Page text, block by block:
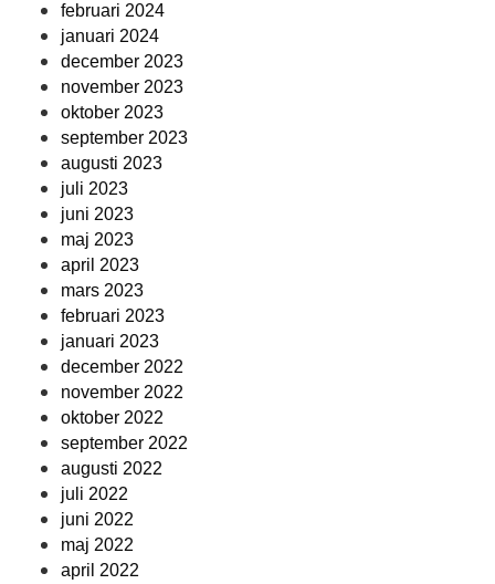
februari 2024
januari 2024
december 2023
november 2023
oktober 2023
september 2023
augusti 2023
juli 2023
juni 2023
maj 2023
april 2023
mars 2023
februari 2023
januari 2023
december 2022
november 2022
oktober 2022
september 2022
augusti 2022
juli 2022
juni 2022
maj 2022
april 2022